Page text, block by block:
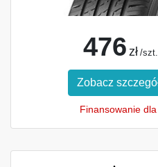
476 zł /szt.
Zobacz
Finansowanie